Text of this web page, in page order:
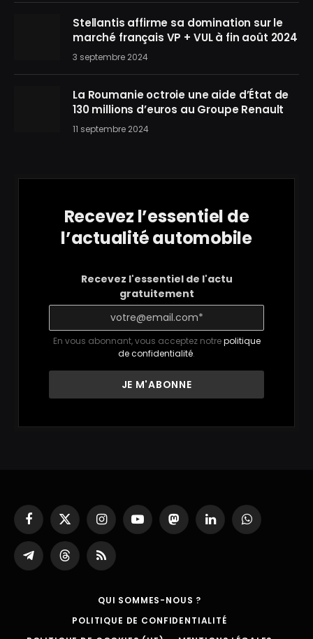
Stellantis affirme sa domination sur le
marché français VP + VUL à fin août 2024
3 septembre 2024
La Roumanie octroie une aide d’État de
130 millions d’euros au Groupe Renault
11 septembre 2024
Recevez l’essentiel de
l’actualité automobile
Recevez l'essentiel de l'actu
gratuitement
En vous abonnant, vous acceptez notrepolitique
de confidentialité.
Facebook
X
(Twitter)
InstagramYouTubeMastodonLinkedInWhatsApp
Partager
sur
ThreadsRSS
QUI SOMMES-NOUS ?
POLITIQUE DE CONFIDENTIALITÉ